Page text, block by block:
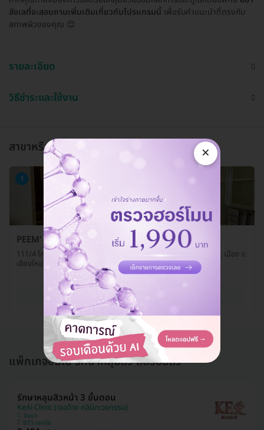
ลังเลที่จะสอบถามเพิ่มเติมเกี่ยวกับโปรแกรมนี้ เพื่อรับคำแนะนำที่ตรงกับ
สภาพผิวของคุณ 😊
รายละเอียด
วิธีชำระและใช้งาน
สาขาหรือแผนกที่ให้บริการ
1
PEEM' RA VEE CLINIC (ภีมรวี คลินิกเวชกรรม)
111/4 โครงการ K-park Business center ถ. มหิดล ต. หนองหอย อ. เมือง จ.
เชียงใหม่ 50000
ดูรายละเอียด
แพ็กเกจอื่นใน รักษาหลุมสิว ลดรอยสิว
รักษาหลุมสิวหน้า 3 ขั้นตอน
KeAi Clinic (เขออ้าย คลินิกเวชกรรม)
วัฒนา
BTS เอกมัย
×